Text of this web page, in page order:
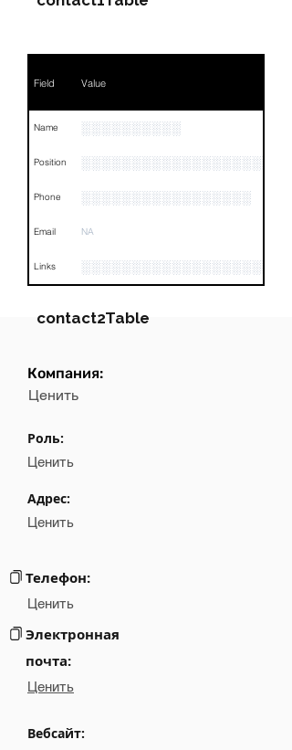
Field Value
Name ░░░░░░░░░░
Position
Phone ░░░░░░░░░░░░░░░░░
Email NA
Links
contact2Table
Field
Email
Компания:
Ценить
Роль:
Ценить
Адрес:
Ценить
Телефон:
Ценить
Электронная
почта:
Ценить
Вебсайт: